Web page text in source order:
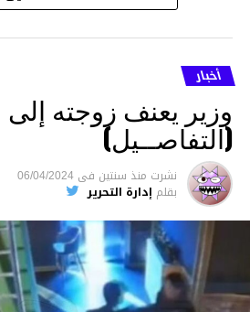
أخبار
وزير يعنف زوجته
(التفاصــيل)
نشرت منذ سنتين فى 06/04/2024
بقلم إدارة التحرير